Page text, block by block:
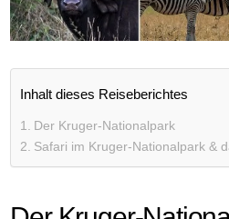
Inhalt dieses Reiseberichtes
Der Kruger-Nationalpark
Safari im Kruger-Nationalpark &